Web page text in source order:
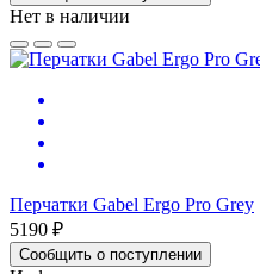
Нет в наличии
Перчатки Gabel Ergo Pro Grey
5190 ₽
Сообщить о поступлении